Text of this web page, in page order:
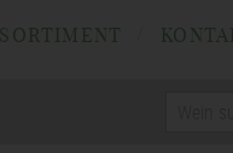
SORTIMENT